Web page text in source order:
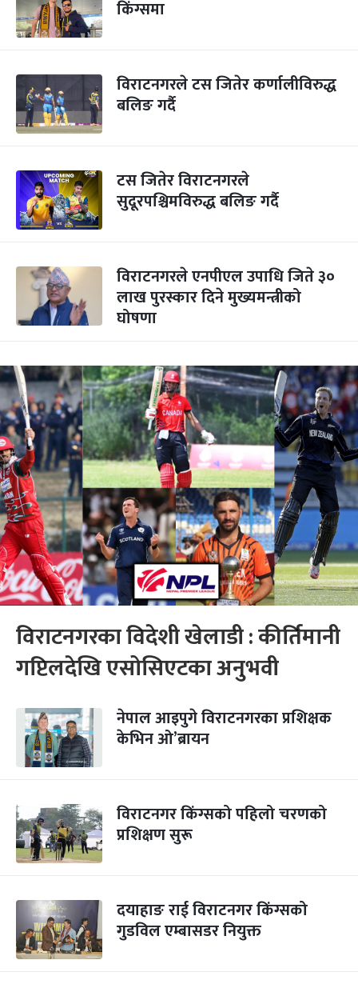
किंग्समा
विराटनगरले टस जितेर कर्णालीविरुद्ध
बलिङ गर्दै
टस जितेर विराटनगरले
सुदूरपश्चिमविरुद्ध बलिङ गर्दै
विराटनगरले एनपीएल उपाधि जिते ३०
लाख पुरस्कार दिने मुख्यमन्त्रीको
घोषणा
विराटनगरका विदेशी खेलाडी : कीर्तिमानी
गप्टिलदेखि एसोसिएटका अनुभवी
नेपाल आइपुगे विराटनगरका प्रशिक्षक
केभिन ओ’ब्रायन
विराटनगर किंग्सको पहिलो चरणको
प्रशिक्षण सुरू
दयाहाङ राई विराटनगर किंग्सको
गुडविल एम्बासडर नियुक्त